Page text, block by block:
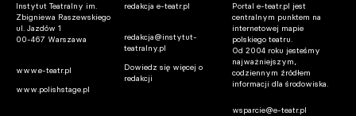
Instytut Teatralny im.
Zbigniewa Raszewskiego
ul. Jazdów 1
00-467 Warszawa
www.e-teatr.pl
www.polishstage.pl
redakcja e-teatr.pl
redakcja@instytut-
teatralny.pl
Dowiedz się więcej o
redakcji
Portal e-teatr.pl jest
centralnym punktem na
internetowej mapie
polskiego teatru.
Od 2004 roku jesteśmy
najważniejszym,
codziennym źródłem
informacji dla środowiska.
wsparcie@e-teatr.pl